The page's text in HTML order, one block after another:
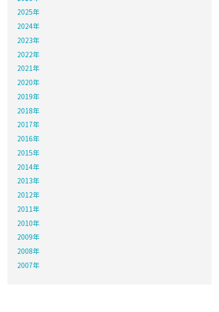
2025年
2024年
2023年
2022年
2021年
2020年
2019年
2018年
2017年
2016年
2015年
2014年
2013年
2012年
2011年
2010年
2009年
2008年
2007年